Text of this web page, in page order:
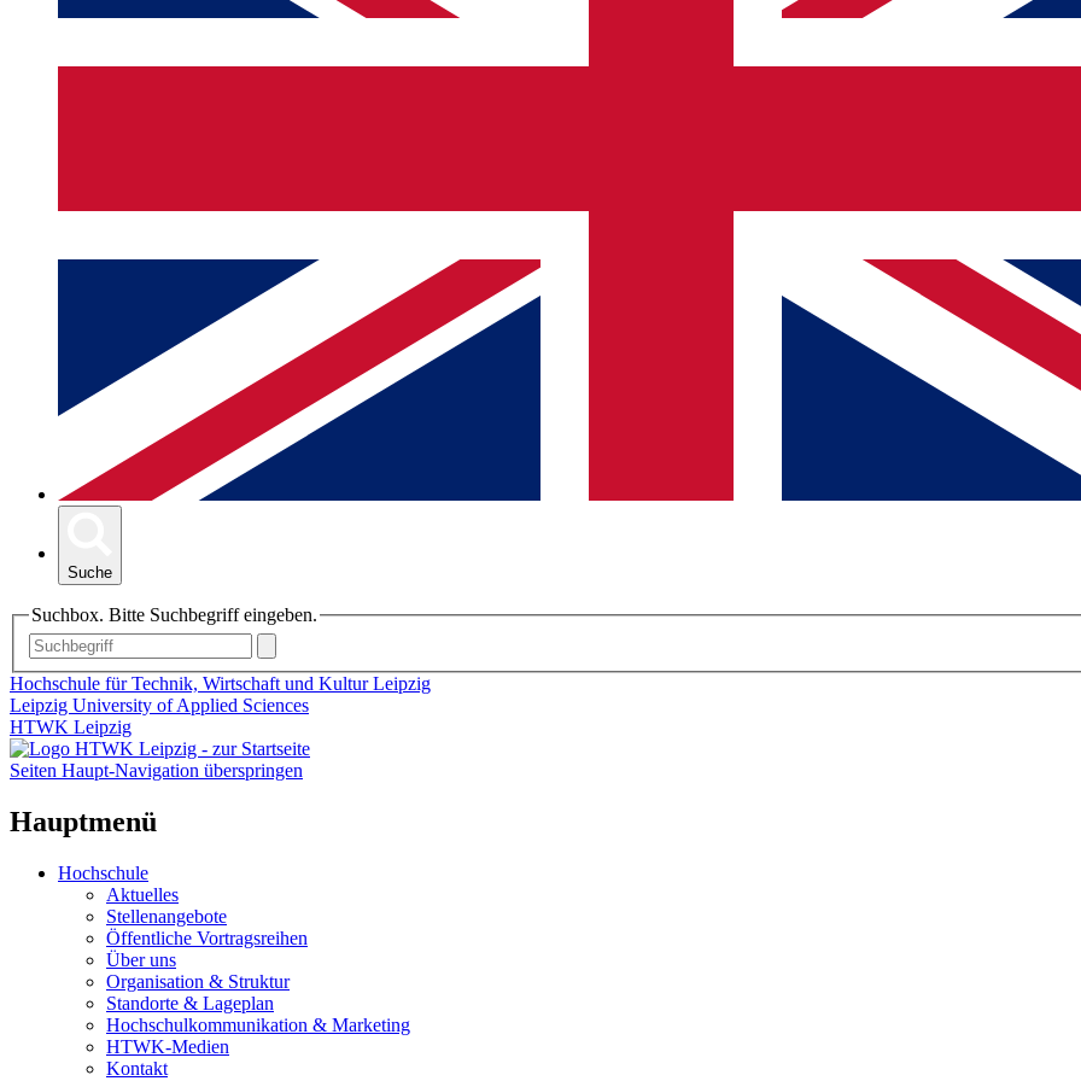
Suche
Suchbox. Bitte Suchbegriff eingeben.
Hochschule für Technik, Wirtschaft und Kultur Leipzig
Leipzig University of Applied Sciences
HTWK Leipzig
Seiten Haupt-Navigation überspringen
Hauptmenü
Hochschule
Aktuelles
Stellenangebote
Öffentliche Vortragsreihen
Über uns
Organisation & Struktur
Standorte & Lageplan
Hochschulkommunikation & Marketing
HTWK-Medien
Kontakt